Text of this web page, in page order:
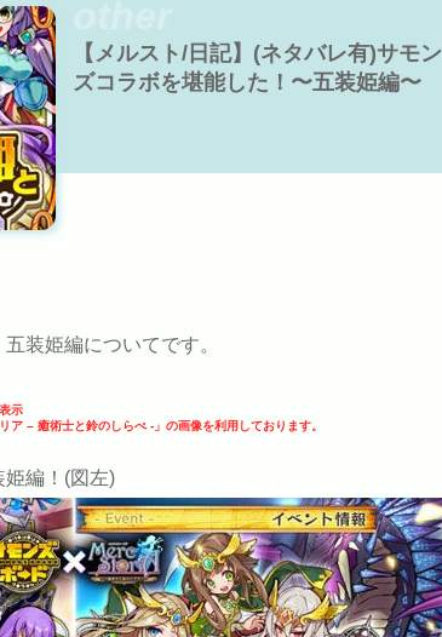
【メルスト/日記】(ネタバレ有)サモン
ズコラボを堪能した！〜五装姫編〜
装姫編についてです。
示
– 癒術士と鈴のしらべ -」の画像を利用しております。
編！(図左)